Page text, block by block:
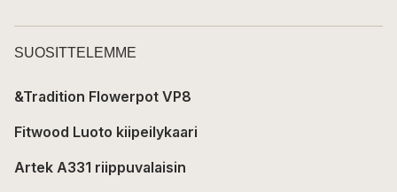
SUOSITTELEMME
&Tradition Flowerpot VP8
Fitwood Luoto kiipeilykaari
Artek A331 riippuvalaisin